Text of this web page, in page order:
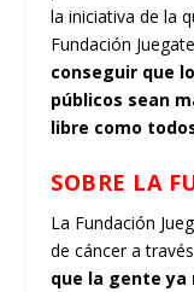
la iniciativa de la
Fundación
conseguir que
públicos sean
libre como
SOBRE LA
La Fundación
de cáncer a
que la gente ya